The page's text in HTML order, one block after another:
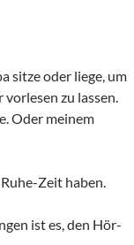
sitze oder liege, um
zu lassen.
Oder meinem
Zeit haben.
ist es, den Hör-